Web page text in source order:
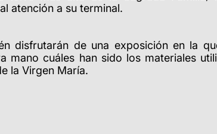
atención a su terminal.
disfrutarán de una exposición en la
mano cuáles han sido los materiales
la Virgen María.